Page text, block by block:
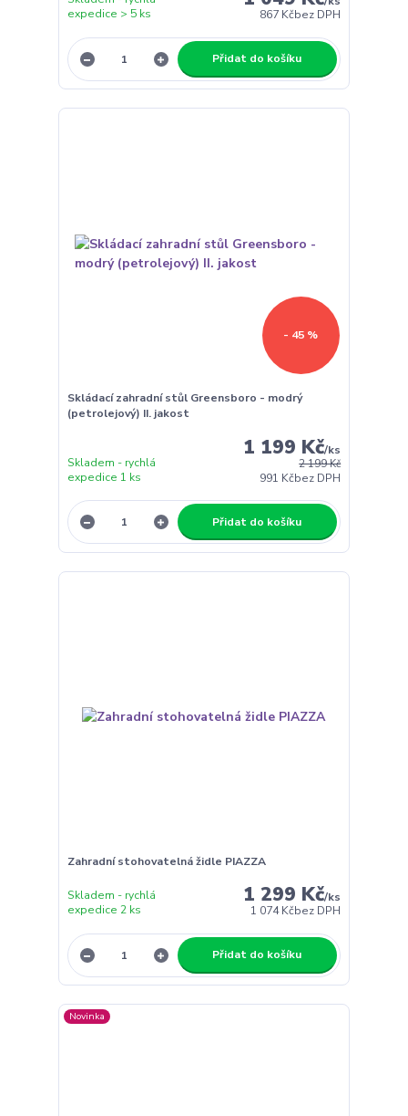
867 Kčbez DPH
expedice > 5 ks
Přidat do košíku
- 45 %
Skládací zahradní stůl Greensboro - modrý
(petrolejový) II. jakost
2 199 Kč
1 199 Kč/ks
991 Kčbez DPH
Skladem - rychlá
expedice 1 ks
Přidat do košíku
Zahradní stohovatelná židle PIAZZA
1 299 Kč/ks
1 074 Kčbez DPH
Skladem - rychlá
expedice 2 ks
Přidat do košíku
Novinka